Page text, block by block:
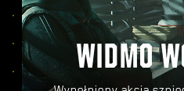
WIDMO